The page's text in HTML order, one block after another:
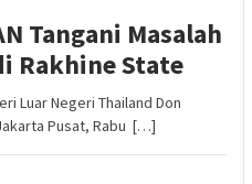
Tangani Masalah
Rakhine State
Luar Negeri Thailand Don
Pusat, Rabu […]